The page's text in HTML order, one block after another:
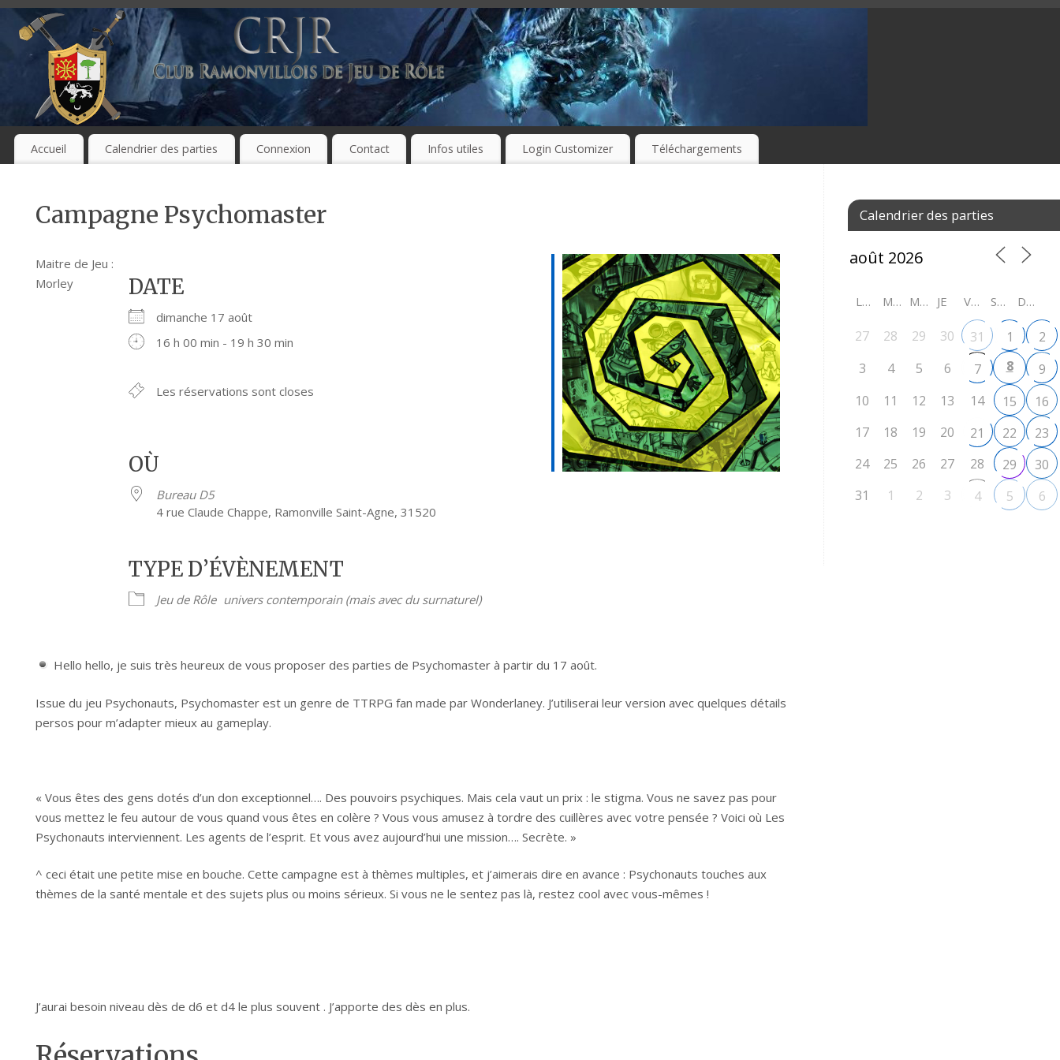
Accueil Calendrier des parties Connexion Contact Infos utiles Login Customizer Téléchargements
Campagne Psychomaster
Maitre de Jeu :
Morley
DATE
dimanche 17 août
16 h 00 min - 19 h 30 min
Les réservations sont closes
OÙ
Bureau D5
4 rue Claude Chappe, Ramonville Saint-Agne, 31520
TYPE D’ÉVÈNEMENT
Jeu de Rôle univers contemporain (mais avec du surnaturel)
Hello hello, je suis très heureux de vous proposer des parties de Psychomaster à partir du 17 août.
Issue du jeu Psychonauts, Psychomaster est un genre de TTRPG fan made par Wonderlaney. J’utiliserai leur version avec quelques détails
persos pour m’adapter mieux au gameplay.
« Vous êtes des gens dotés d’un don exceptionnel…. Des pouvoirs psychiques. Mais cela vaut un prix : le stigma. Vous ne savez pas pour
vous mettez le feu autour de vous quand vous êtes en colère ? Vous vous amusez à tordre des cuillères avec votre pensée ? Voici où Les
Psychonauts interviennent. Les agents de l’esprit. Et vous avez aujourd’hui une mission…. Secrète. »
^ ceci était une petite mise en bouche. Cette campagne est à thèmes multiples, et j’aimerais dire en avance : Psychonauts touches aux
thèmes de la santé mentale et des sujets plus ou moins sérieux. Si vous ne le sentez pas là, restez cool avec vous-mêmes !
J’aurai besoin niveau dès de d6 et d4 le plus souvent . J’apporte des dès en plus.
Calendrier des parties
LU MA ME JE VE SA DI
27 28 29 30 31 1
2
3
4 5 6 7 8
9
10
11 12 13 14 15
16
17
18 19 20 21 22
23
24
25 26 27 28 29
30
31
1 2 3 4 5 6